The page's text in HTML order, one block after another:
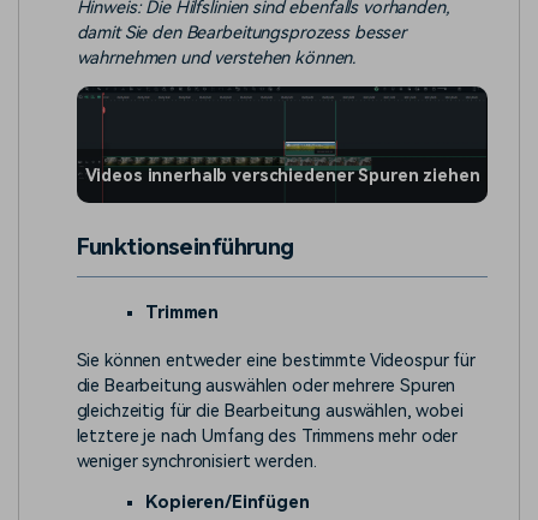
Hinweis: Die Hilfslinien sind ebenfalls vorhanden,
damit Sie den Bearbeitungsprozess besser
wahrnehmen und verstehen können.
Videos innerhalb verschiedener Spuren ziehen
Funktionseinführung
Trimmen
Sie können entweder eine bestimmte Videospur für
die Bearbeitung auswählen oder mehrere Spuren
gleichzeitig für die Bearbeitung auswählen, wobei
letztere je nach Umfang des Trimmens mehr oder
weniger synchronisiert werden.
Kopieren/Einfügen